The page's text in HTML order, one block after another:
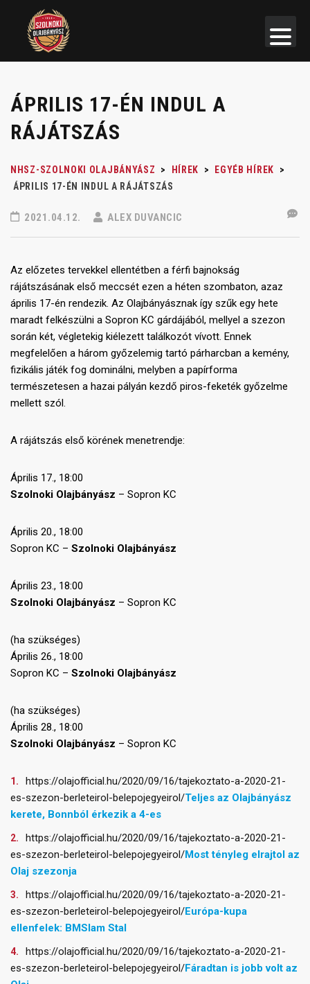
ÁPRILIS 17-ÉN INDUL A
RÁJÁTSZÁS
NHSZ-SZOLNOKI OLAJBÁNYÁSZ > HÍREK > EGYÉB HÍREK
>
ÁPRILIS 17-ÉN INDUL A RÁJÁTSZÁS
2021.04.12. ALEX DUVANCIC
Az előzetes tervekkel ellentétben a férfi bajnokság
rájátszásának első meccsét ezen a héten szombaton, azaz
április 17-én rendezik. Az Olajbányásznak így szűk egy hete
maradt felkészülni a Sopron KC gárdájából, mellyel a szezon
során két, végletekig kiélezett találkozót vívott. Ennek
megfelelően a három győzelemig tartó párharcban a kemény,
fizikális játék fog dominálni, melyben a papírforma
természetesen a hazai pályán kezdő piros-feketék győzelme
mellett szól.
A rájátszás első körének menetrendje:
Április 17., 18:00
Szolnoki Olajbányász – Sopron KC
Április 20., 18:00
Sopron KC – Szolnoki Olajbányász
Április 23., 18:00
Szolnoki Olajbányász – Sopron KC
(ha szükséges)
Április 26., 18:00
Sopron KC – Szolnoki Olajbányász
(ha szükséges)
Április 28., 18:00
Szolnoki Olajbányász – Sopron KC
https://olajofficial.hu/2020/09/16/tajekoztato-a-2020-21-
es-szezon-berleteirol-belepojegyeirol/Teljes az Olajbányász
kerete, Bonnból érkezik a 4-es
https://olajofficial.hu/2020/09/16/tajekoztato-a-2020-21-
es-szezon-berleteirol-belepojegyeirol/Most tényleg elrajtol az
Olaj szezonja
https://olajofficial.hu/2020/09/16/tajekoztato-a-2020-21-
es-szezon-berleteirol-belepojegyeirol/Európa-kupa
ellenfelek: BMSlam Stal
https://olajofficial.hu/2020/09/16/tajekoztato-a-2020-21-
es-szezon-berleteirol-belepojegyeirol/Fáradtan is jobb volt az